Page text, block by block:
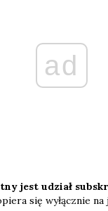
ad
jest udział
się wyłącznie na